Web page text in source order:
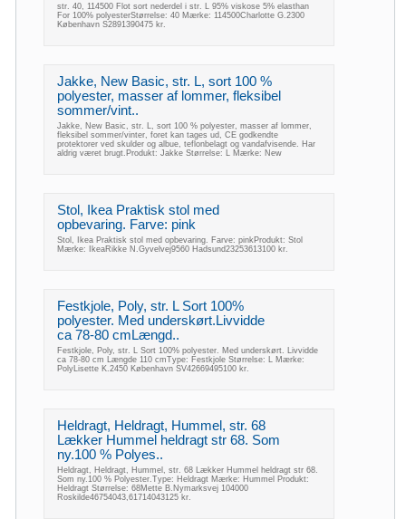
str. 40, 114500 Flot sort nederdel i str. L 95% viskose 5% elasthan
For 100% polyesterStørrelse: 40 Mærke: 114500Charlotte G.2300
København S2891390475 kr.
Jakke, New Basic, str. L, sort 100 %
polyester, masser af lommer, fleksibel
sommer/vint..
Jakke, New Basic, str. L, sort 100 % polyester, masser af lommer,
fleksibel sommer/vinter, foret kan tages ud, CE godkendte
protektorer ved skulder og albue, teflonbelagt og vandafvisende. Har
aldrig været brugt.Produkt: Jakke Størrelse: L Mærke: New
Stol, Ikea Praktisk stol med
opbevaring. Farve: pink
Stol, Ikea Praktisk stol med opbevaring. Farve: pinkProdukt: Stol
Mærke: IkeaRikke N.Gyvelvej9560 Hadsund23253613100 kr.
Festkjole, Poly, str. L Sort 100%
polyester. Med underskørt.Livvidde
ca 78-80 cmLængd..
Festkjole, Poly, str. L Sort 100% polyester. Med underskørt. Livvidde
ca 78-80 cm Længde 110 cmType: Festkjole Størrelse: L Mærke:
PolyLisette K.2450 København SV42669495100 kr.
Heldragt, Heldragt, Hummel, str. 68
Lækker Hummel heldragt str 68. Som
ny.100 % Polyes..
Heldragt, Heldragt, Hummel, str. 68 Lækker Hummel heldragt str 68.
Som ny.100 % Polyester.Type: Heldragt Mærke: Hummel Produkt:
Heldragt Størrelse: 68Mette B.Nymarksvej 104000
Roskilde46754043,61714043125 kr.